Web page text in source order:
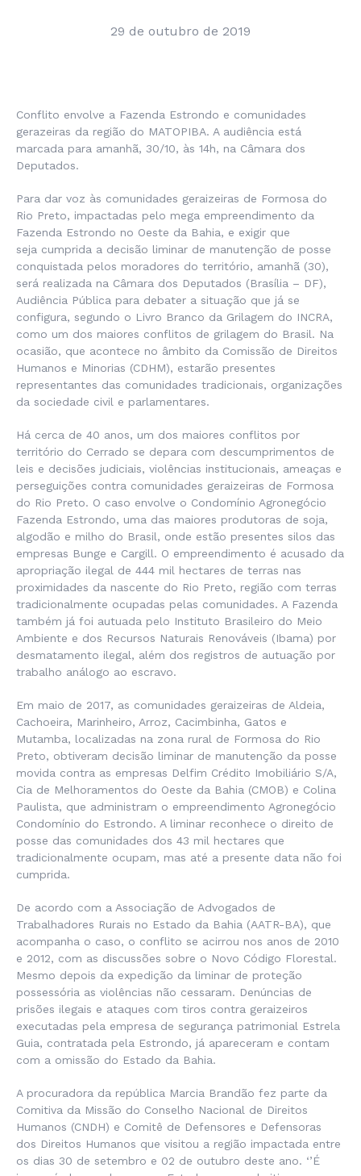
29 de outubro de 2019
Conflito envolve a Fazenda Estrondo e comunidades
gerazeiras da região do MATOPIBA. A audiência está
marcada para amanhã, 30/10, às 14h, na Câmara dos
Deputados.
Para dar voz às comunidades geraizeiras de Formosa do
Rio Preto, impactadas pelo mega empreendimento da
Fazenda Estrondo no Oeste da Bahia, e exigir que
seja cumprida a decisão liminar de manutenção de posse
conquistada pelos moradores do território, amanhã (30),
será realizada na Câmara dos Deputados (Brasília – DF),
Audiência Pública para debater a situação que já se
configura, segundo o Livro Branco da Grilagem do INCRA,
como um dos maiores conflitos de grilagem do Brasil. Na
ocasião, que acontece no âmbito da Comissão de Direitos
Humanos e Minorias (CDHM), estarão presentes
representantes das comunidades tradicionais, organizações
da sociedade civil e parlamentares.
Há cerca de 40 anos, um dos maiores conflitos por
território do Cerrado se depara com descumprimentos de
leis e decisões judiciais, violências institucionais, ameaças e
perseguições contra comunidades geraizeiras de Formosa
do Rio Preto. O caso envolve o Condomínio Agronegócio
Fazenda Estrondo, uma das maiores produtoras de soja,
algodão e milho do Brasil, onde estão presentes silos das
empresas Bunge e Cargill. O empreendimento é acusado da
apropriação ilegal de 444 mil hectares de terras nas
proximidades da nascente do Rio Preto, região com terras
tradicionalmente ocupadas pelas comunidades. A Fazenda
também já foi autuada pelo Instituto Brasileiro do Meio
Ambiente e dos Recursos Naturais Renováveis (Ibama) por
desmatamento ilegal, além dos registros de autuação por
trabalho análogo ao escravo.
Em maio de 2017, as comunidades geraizeiras de Aldeia,
Cachoeira, Marinheiro, Arroz, Cacimbinha, Gatos e
Mutamba, localizadas na zona rural de Formosa do Rio
Preto, obtiveram decisão liminar de manutenção da posse
movida contra as empresas Delfim Crédito Imobiliário S/A,
Cia de Melhoramentos do Oeste da Bahia (CMOB) e Colina
Paulista, que administram o empreendimento Agronegócio
Condomínio do Estrondo. A liminar reconhece o direito de
posse das comunidades dos 43 mil hectares que
tradicionalmente ocupam, mas até a presente data não foi
cumprida.
De acordo com a Associação de Advogados de
Trabalhadores Rurais no Estado da Bahia (AATR-BA), que
acompanha o caso, o conflito se acirrou nos anos de 2010
e 2012, com as discussões sobre o Novo Código Florestal.
Mesmo depois da expedição da liminar de proteção
possessória as violências não cessaram. Denúncias de
prisões ilegais e ataques com tiros contra geraizeiros
executadas pela empresa de segurança patrimonial Estrela
Guia, contratada pela Estrondo, já apareceram e contam
com a omissão do Estado da Bahia.
A procuradora da república Marcia Brandão fez parte da
Comitiva da Missão do Conselho Nacional de Direitos
Humanos (CNDH) e Comitê de Defensores e Defensoras
dos Direitos Humanos que visitou a região impactada entre
os dias 30 de setembro e 02 de outubro deste ano. ‘’É